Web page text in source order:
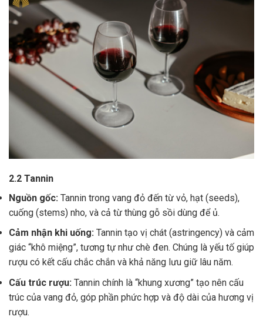
2.2 Tannin
Nguồn gốc: Tannin trong vang đỏ đến từ vỏ, hạt (seeds),
cuống (stems) nho, và cả từ thùng gỗ sồi dùng để ủ.
Cảm nhận khi uống: Tannin tạo vị chát (astringency) và cảm
giác “khô miệng”, tương tự như chè đen. Chúng là yếu tố giúp
rượu có kết cấu chắc chắn và khả năng lưu giữ lâu năm.
Cấu trúc rượu: Tannin chính là “khung xương” tạo nên cấu
trúc của vang đỏ, góp phần phức hợp và độ dài của hương vị
rượu.